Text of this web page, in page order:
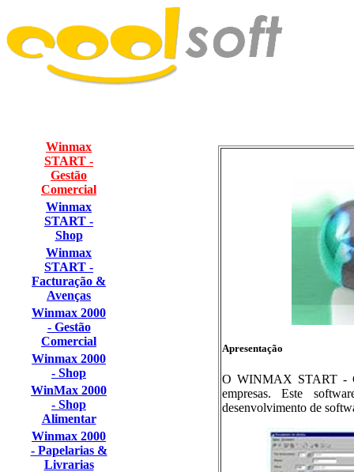
Winmax
START -
Gestão
Comercial
Winmax
START -
Shop
Winmax
START -
Facturação &
Avenças
Winmax 2000
- Gestão
Comercial
Winmax 2000
- Shop
WinMax 2000
- Shop
Alimentar
Winmax 2000
- Papelarias &
Livrarias
Apresentação
O WINMAX START -
empresas. Este
desenvolvimento de